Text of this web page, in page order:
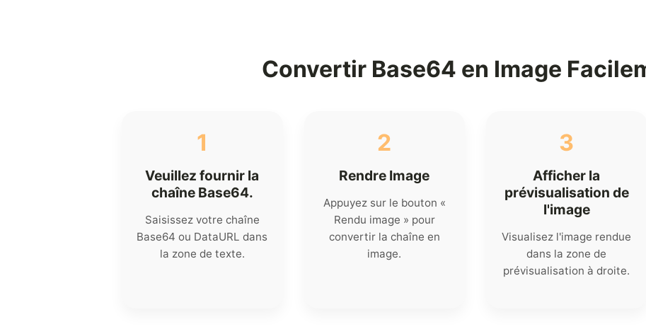
Convertir Base64 en Image
1
Veuillez fournir la
chaîne Base64.
Saisissez votre chaîne
Base64 ou DataURL dans
la zone de texte.
2
Rendre Image
Appuyez sur le bouton «
Rendu image » pour
convertir la chaîne en
image.
3
Afficher la
prévisualisation de
l'image
Visualisez l'image rendue
dans la zone de
prévisualisation à droite.